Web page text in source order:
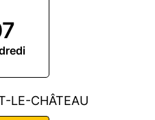
LE-CHÂTEAU